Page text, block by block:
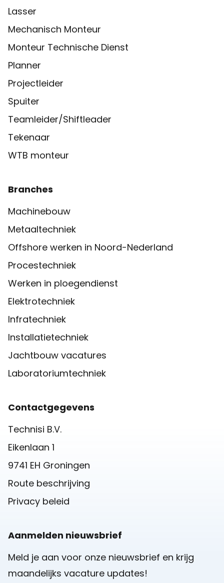
Lasser
Mechanisch Monteur
Monteur Technische Dienst
Planner
Projectleider
Spuiter
Teamleider/Shiftleader
Tekenaar
WTB monteur
Branches
Machinebouw
Metaaltechniek
Offshore werken in Noord-Nederland
Procestechniek
Werken in ploegendienst
Elektrotechniek
Infratechniek
Installatietechniek
Jachtbouw vacatures
Laboratoriumtechniek
Contactgegevens
Technisi B.V.
Eikenlaan 1
9741 EH Groningen
Route beschrijving
Privacy beleid
Aanmelden nieuwsbrief
Meld je aan voor onze nieuwsbrief en krijg
maandelijks vacature updates!